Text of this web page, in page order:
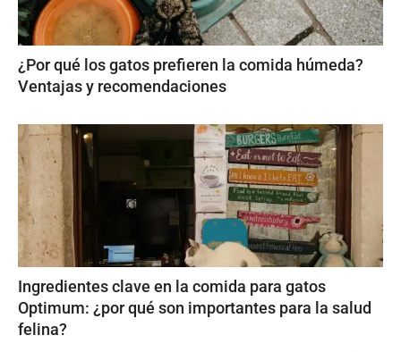
¿Por qué los gatos prefieren la comida húmeda?
Ventajas y recomendaciones
Ingredientes clave en la comida para gatos
Optimum: ¿por qué son importantes para la salud
felina?